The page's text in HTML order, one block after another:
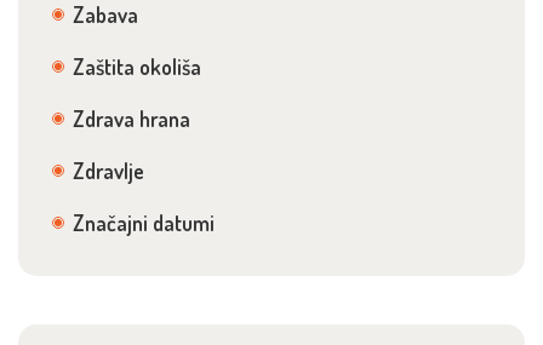
Zabava
Zaštita okoliša
Zdrava hrana
Zdravlje
Značajni datumi